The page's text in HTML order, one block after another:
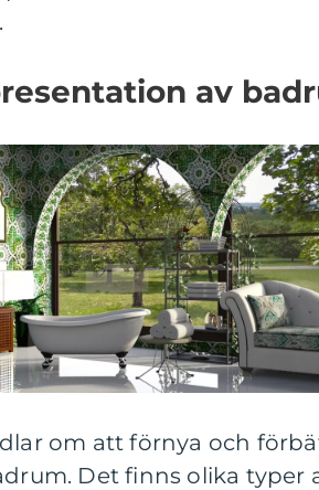
av
om att förnya och
Det finns olika typer